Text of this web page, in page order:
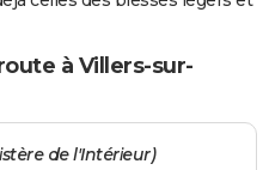
à Villers-sur-
de l'Intérieur)